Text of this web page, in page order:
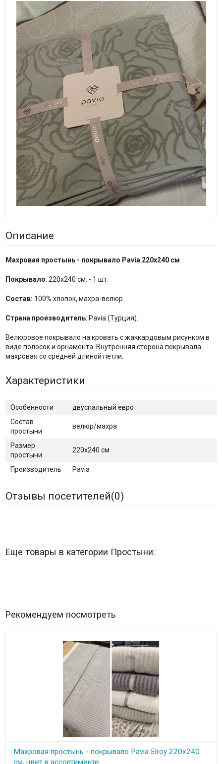
Описание
Махровая простынь - покрывало Pavia 220x240 см
Покрывало: 220x240 см. - 1 шт.
Состав: 100% хлопок, махра-велюр.
Страна производитель: Pavia (Турция).
Велюровое покрывало на кровать с жаккардовым рисунком в
виде полосок и орнамента. Внутренняя сторона покрывала
махровая со средней длиной петли.
Характеристики
Особенности
двуспальный евро
Состав
простыни
велюр/махра
Размер
простыни
220х240 см
Производитель Pavia
Отзывы посетителей(0)
Еще товары в категории Простыни:
Рекомендуем посмотреть
Махровая простынь - покрывало Pavia Elroy 220x240
см, цвет в ассортименте